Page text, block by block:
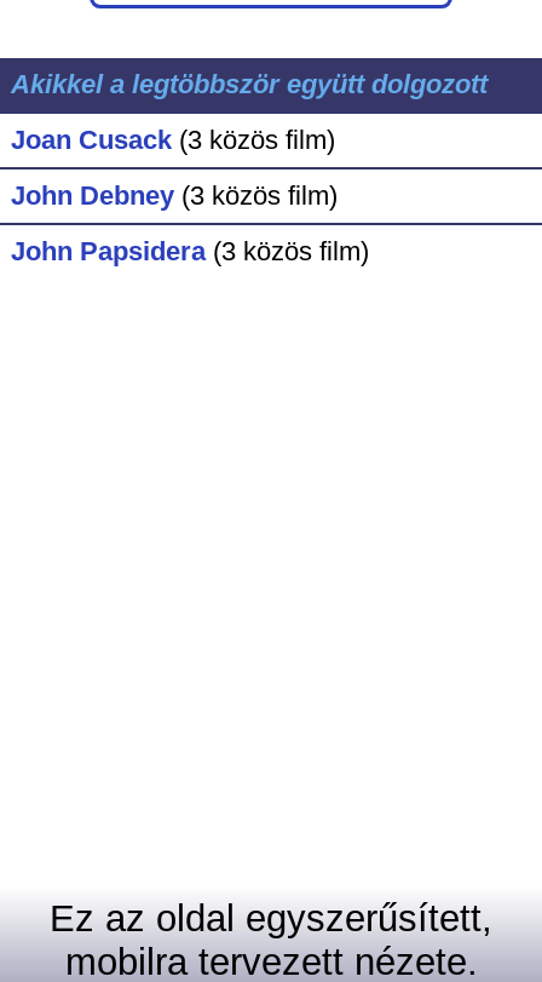
Akikkel a legtöbbször együtt dolgozott
Joan Cusack (3 közös film)
John Debney (3 közös film)
John Papsidera (3 közös film)
Ez az oldal egyszerűsített,
mobilra tervezett nézete.